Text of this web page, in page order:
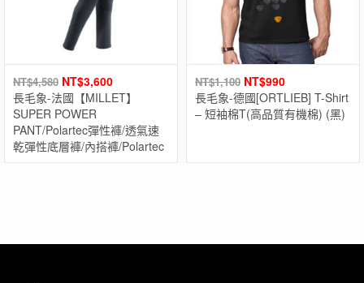
NT$4,580 NT$3,600
長毛象-法國【MILLET】
SUPER POWER
PANT/Polartec彈性褲/透氣速
乾彈性底層褲/內搭褲/Polartec
NT$1,100 NT$990
長毛象-德國[ORTLIEB] T-Shirt
– 短袖棉T(高品質有機棉) (黑)